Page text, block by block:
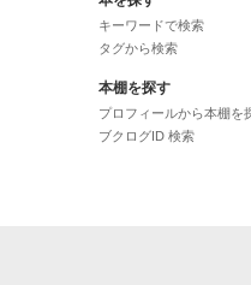
キーワードで検索
タグから検索
本棚を探す
プロフィールから本棚を
ブクログID 検索